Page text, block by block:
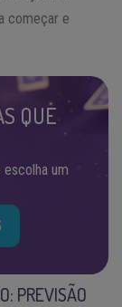
começar e
QUE
escolha um
PREVISÃO